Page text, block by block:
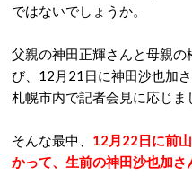
ではないでしょうか。
父親の神田正輝さんと母親
び、12月21日に神田沙也加
札幌市内で記者会見に応じま
そんな最中、 12月22日に前
かって、生前の神田沙也加